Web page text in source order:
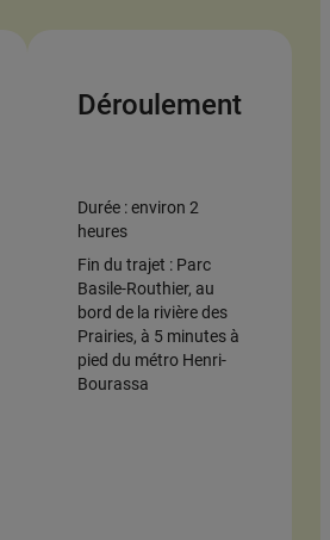
Déroulement
Durée : environ 2
heures
Fin du trajet : Parc
Basile-Routhier, au
bord de la rivière des
Prairies, à 5 minutes à
pied du métro Henri-
Bourassa